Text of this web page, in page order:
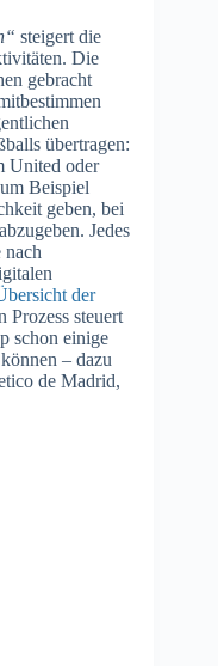
steigert die
Die
gebracht
übertragen:
United oder
Beispiel
geben, bei
Jedes
der
Prozess steuert
schon einige
– dazu
de Madrid,